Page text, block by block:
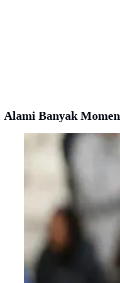
Alami Banyak Momen